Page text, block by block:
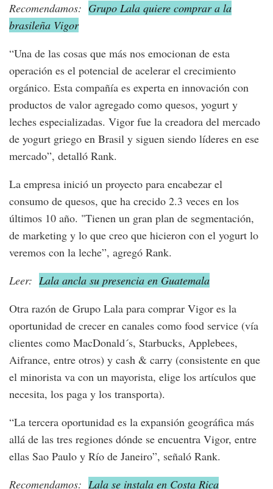
Recomendamos: Grupo Lala quiere comprar a la
brasileña Vigor
“Una de las cosas que más nos emocionan de esta
operación es el potencial de acelerar el crecimiento
orgánico. Esta compañía es experta en innovación con
productos de valor agregado como quesos, yogurt y
leches especializadas. Vigor fue la creadora del mercado
de yogurt griego en Brasil y siguen siendo líderes en ese
mercado”, detalló Rank.
La empresa inició un proyecto para encabezar el
consumo de quesos, que ha crecido 2.3 veces en los
últimos 10 año. "Tienen un gran plan de segmentación,
de marketing y lo que creo que hicieron con el yogurt lo
veremos con la leche”, agregó Rank.
Leer: Lala ancla su presencia en Guatemala
Otra razón de Grupo Lala para comprar Vigor es la
oportunidad de crecer en canales como food service (vía
clientes como MacDonald´s, Starbucks, Applebees,
Aifrance, entre otros) y cash & carry (consistente en que
el minorista va con un mayorista, elige los artículos que
necesita, los paga y los transporta).
“La tercera oportunidad es la expansión geográfica más
allá de las tres regiones dónde se encuentra Vigor, entre
ellas Sao Paulo y Río de Janeiro”, señaló Rank.
Recomendamos: Lala se instala en Costa Rica